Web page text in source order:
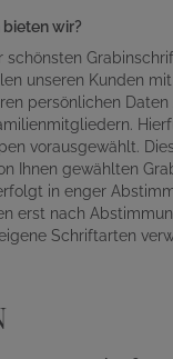
wir?
unseren Kunden
persönlichen
vorausgewählt.
Ihnen gewählten
in enger
erst nach
Schriftarten